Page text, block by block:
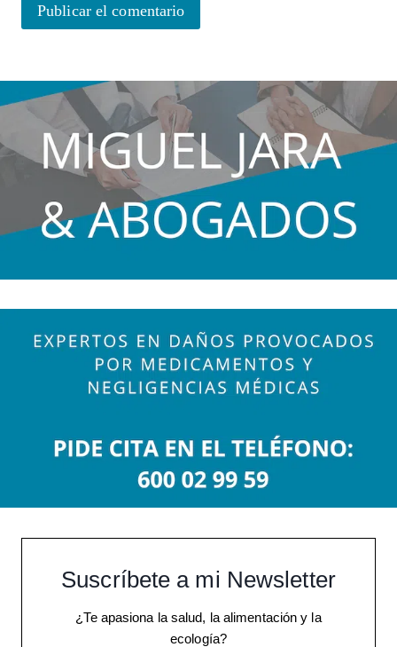
Suscríbete a mi Newsletter
¿Te apasiona la salud, la alimentación y la
ecología?